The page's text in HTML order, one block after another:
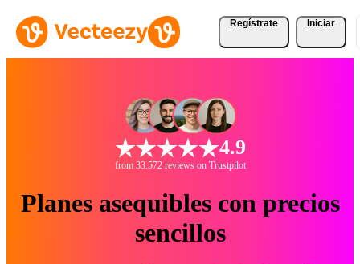
Regístrate Iniciar
4.9
from 33.572 reviews on Trustpilot
Planes asequibles con precios
sencillos